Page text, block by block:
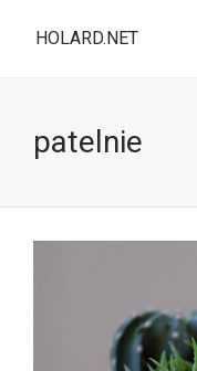
HOLARD.NET
patelnie